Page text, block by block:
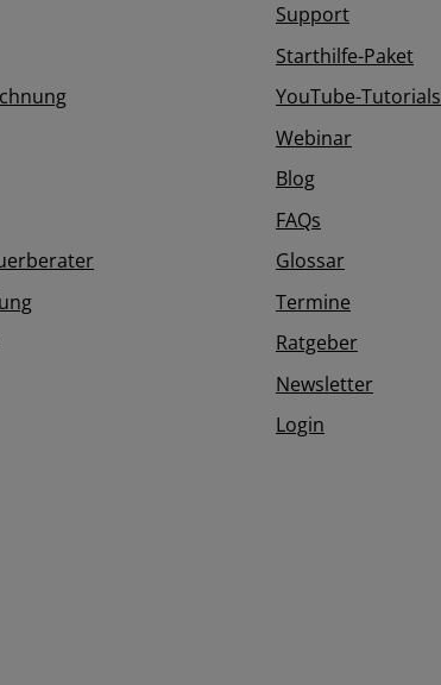
Support
Starthilfe-Paket
YouTube-Tutorials
Webinar
Blog
FAQs
Glossar
Termine
Ratgeber
Newsletter
Login